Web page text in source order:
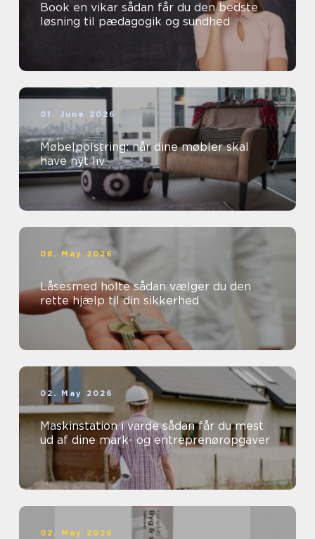
Book en vikar sådan får du den bedste
løsning til pædagogik og sundhed
01. June 2026
Møbelpolstring: når dine møbler skal
have nyt liv
08. May 2026
Låsesmed holte sådan vælger du den
rette hjælp til din sikkerhed
02. May 2026
Maskinstation i varde sådan får du mest
ud af dine mark- og entreprenøropgaver
02. May 2026